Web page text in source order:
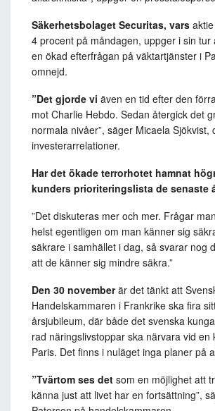
Säkerhetsbolaget Securitas, vars
4 procent på måndagen, uppger i sin tur
en ökad efterfrågan på väktartjänster i
omnejd.
”Det gjorde vi även en tid efter den
mot Charlie Hebdo. Sedan återgick det
normala nivåer”, säger Micaela Sjökvist,
investerarrelationer.
Har det ökade terrorhotet hamnat
kunders prioriteringslista de senaste
”Det diskuteras mer och mer. Frågar
helst egentligen om man känner sig
säkrare i samhället i dag, så svarar nog
att de känner sig mindre säkra.”
Den 30 novemberär det tänkt att
Handelskammaren i Frankrike ska fira
årsjubileum, där både det svenska
rad näringslivstoppar ska närvara vid en
Paris. Det finns i nuläget inga planer på
”Tvärtom ses det som en möjlighet att
känna just att livet har en fortsättning”,